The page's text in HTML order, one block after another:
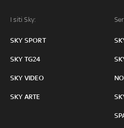
I siti Sky:
SKY SPORT
SKY TG24
SKY VIDEO
SKY ARTE